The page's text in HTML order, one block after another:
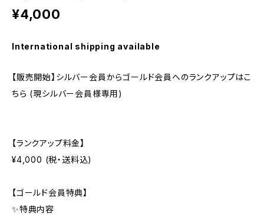
¥4,000
International shipping available
【販売開始】シルバー会員からゴールド会員へのランクアップはこ
ちら (現シルバー会員様専用)
【ランクアップ料金】
¥4,000 (税・送料込)
【ゴールド会員特典】
✨特典内容